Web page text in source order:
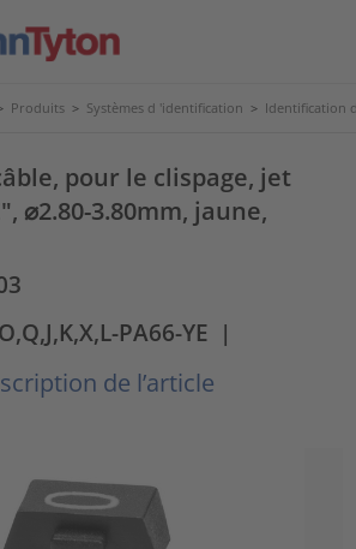
Produits > Systèmes d 'identification > Identification
pour le clispage, jet
⌀2.80-3.80mm, jaune,
PA66-YE |
de l’article